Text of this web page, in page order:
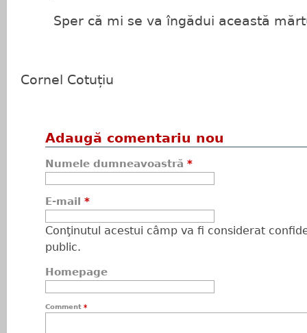
Sper că mi se va îngădui această
Cornel Cotuțiu
Adaugă comentariu nou
Numele dumneavoastră *
E-mail *
Conţinutul acestui câmp va fi considerat
public.
Homepage
Comment *